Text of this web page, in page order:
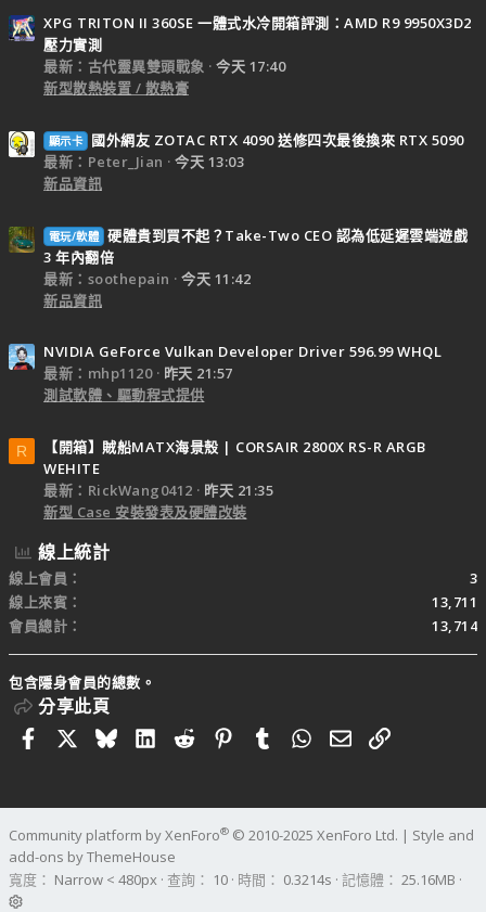
XPG TRITON II 360SE 一體式水冷開箱評測：AMD R9 9950X3D2
壓力實測
最新：古代靈異雙頭戰象
今天 17:40
新型散熱裝置 / 散熱膏
顯示卡
國外網友 ZOTAC RTX 4090 送修四次最後換來 RTX 5090
最新：Peter_Jian
今天 13:03
新品資訊
電玩/軟體 硬體貴到買不起？Take-Two CEO 認為低延遲雲端遊戲
3 年內翻倍
最新：soothepain
今天 11:42
新品資訊
NVIDIA GeForce Vulkan Developer Driver 596.99 WHQL
最新：mhp1120
昨天 21:57
測試軟體、驅動程式提供
R
【開箱】賊船MATX海景殼 | CORSAIR 2800X RS-R ARGB
WEHITE
最新：RickWang0412
昨天 21:35
新型 Case 安裝發表及硬體改裝
線上統計
線上會員
3
線上來賓
13,711
會員總計
13,714
包含隱身會員的總數。
分享此頁
FacebookBlueskyLinkedIn
RedditPinterestTumblrWhatsApp
電子郵件
連結
Community platform by XenForo® © 2010-2025 XenForo Ltd. | Style and
add-ons by ThemeHouse
寬度
查詢 10 時間 0.3214s 記憶體 25.16MB